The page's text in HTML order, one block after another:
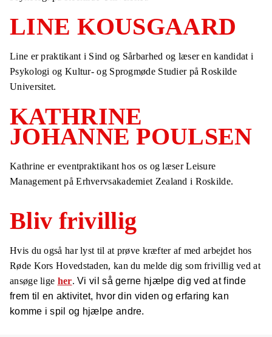
LINE KOUSGAARD
Line er praktikant i Sind og Sårbarhed og læser en kandidat i
Psykologi og Kultur- og Sprogmøde Studier på Roskilde
Universitet.
KATHRINE
JOHANNE POULSEN
Kathrine er eventpraktikant hos os og læser Leisure
Management på Erhvervsakademiet Zealand i Roskilde.
Bliv frivillig
Hvis du også har lyst til at prøve kræfter af med arbejdet hos
Røde Kors Hovedstaden, kan du melde dig som frivillig ved at
ansøge lige her.Vi vil så gerne hjælpe dig ved at finde
frem til en aktivitet, hvor din viden og erfaring kan
komme i spil og hjælpe andre.